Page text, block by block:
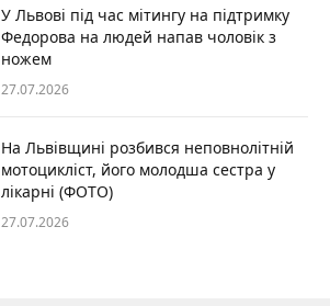
У Львові під час мітингу на підтримку
Федорова на людей напав чоловік з
ножем
27.07.2026
На Львівщині розбився неповнолітній
мотоцикліст, його молодша сестра у
лікарні (ФОТО)
27.07.2026